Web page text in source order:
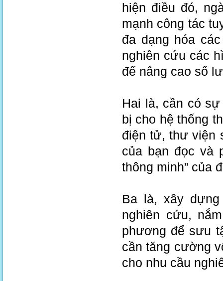
hiện điều đó,
mạnh công tác
đa dạng hóa
nghiên cứu các
để nâng cao số
Hai là, cần có
bị cho hệ thống
điện tử, thư viện
của bạn đọc và
thông minh” của
Ba là, xây
nghiên cứu,
phương để sưu
cần tăng cường
cho nhu cầu